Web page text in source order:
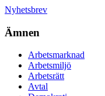
Nyhetsbrev
Ämnen
Arbetsmarknad
Arbetsmiljö
Arbetsrätt
Avtal